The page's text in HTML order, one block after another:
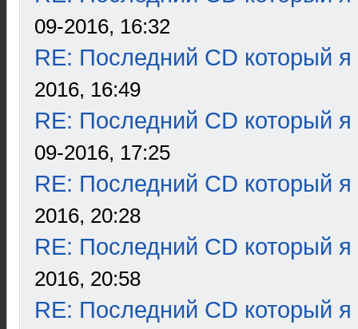
09-2016, 16:32
RE: Последний CD который я
2016, 16:49
RE: Последний CD который я
09-2016, 17:25
RE: Последний CD который я
2016, 20:28
RE: Последний CD который я
2016, 20:58
RE: Последний CD который я